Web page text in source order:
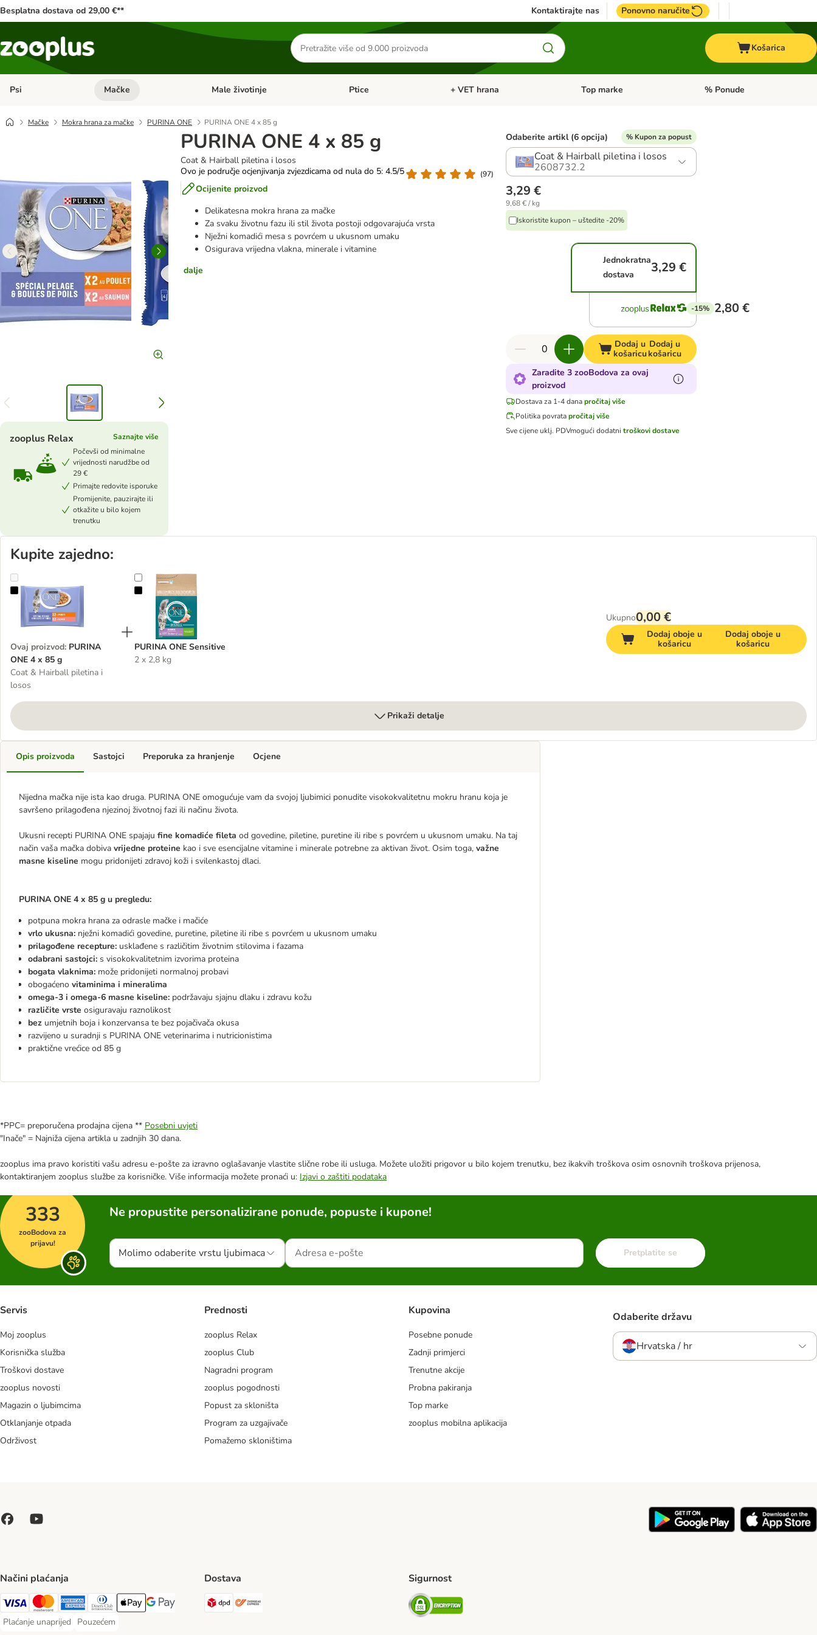
Besplatna dostava od 29,00 €** Kontaktirajte nas Ponovno naručite
Traži
proizvode
Košarica
Psi Pregled kategorija: Psi
Mačke Pregled kategorija: Mačke
Male životinje Pregled kategorija: Male životinje
Ptice Pregled kategorija: Ptice
+ VET hrana Pregled kategorija: + VET hrana
Top marke Pregled kategorija: Top marke
% Ponude
Mačke Mokra hrana za mačke PURINA ONE PURINA ONE 4 x 85 g
PURINA ONE 4 x 85 g
Coat & Hairball piletina i losos
Ovo je područje ocjenjivanja zvjezdicama od nula do 5: 4.5/5
(97)
Ocijenite proizvod
Delikatesna mokra hrana za mačke
Za svaku životnu fazu ili stil života postoji odgovarajuća vrsta
Nježni komadići mesa s povrćem u ukusnom umaku
Osigurava vrijedna vlakna, minerale i vitamine
dalje
zooplus Relax
Saznajte više
Počevši od minimalne
vrijednosti narudžbe od
29 €
Primajte redovite isporuke
Promijenite, pauzirajte ili
otkažite u bilo kojem
trenutku
Odaberite artikl (6 opcija) % Kupon za popust
Coat & Hairball piletina i losos
2608732.2
3,29 €
9,68 € / kg
Iskoristite kupon – uštedite -20%
Jednokratna
dostava
3,29 €
-15% 2,80 €
Dodaj u
košaricu
Dodaj u
košaricu
Zaradite 3 zooBodova za ovaj
proizvod
Dostava za 1-4 danapročitaj više
Politika povratapročitaj više
Sve cijene uklj. PDVmogući dodatni troškovi dostave
Kupite zajedno:
PURINA ONE 4 x 85 g
Ovaj proizvod: PURINA
ONE 4 x 85 g
Coat & Hairball piletina i
losos
PURINA ONE Sensitive
PURINA ONE Sensitive
2 x 2,8 kg
Ukupno0,00 €
Dodaj oboje u
košaricu
Dodaj oboje u
košaricu
Prikaži detalje
Opis proizvoda
Nijedna mačka nije ista kao druga. PURINA ONE omogućuje vam da svojoj ljubimici ponudite visokokvalitetnu mokru hranu koja je
savršeno prilagođena njezinoj životnoj fazi ili načinu života.
Ukusni recepti PURINA ONE spajaju fine komadiće fileta od govedine, piletine, puretine ili ribe s povrćem u ukusnom umaku. Na taj
način vaša mačka dobiva vrijedne proteine kao i sve esencijalne vitamine i minerale potrebne za aktivan život. Osim toga, važne
masne kiseline mogu pridonijeti zdravoj koži i svilenkastoj dlaci.
PURINA ONE 4 x 85 g u pregledu:
potpuna mokra hrana za odrasle mačke i mačiće
vrlo ukusna: nježni komadići govedine, puretine, piletine ili ribe s povrćem u ukusnom umaku
prilagođene recepture: usklađene s različitim životnim stilovima i fazama
odabrani sastojci: s visokokvalitetnim izvorima proteina
bogata vlaknima: može pridonijeti normalnoj probavi
obogaćeno vitaminima i mineralima
omega-3 i omega-6 masne kiseline: podržavaju sjajnu dlaku i zdravu kožu
različite vrste osiguravaju raznolikost
bez umjetnih boja i konzervansa te bez pojačivača okusa
razvijeno u suradnji s PURINA ONE veterinarima i nutricionistima
praktične vrećice od 85 g
Sastojci Preporuka za hranjenje Ocjene
*PPC= preporučena prodajna cijena ** Posebni uvjeti
"Inače" = Najniža cijena artikla u zadnjih 30 dana.
zooplus ima pravo koristiti vašu adresu e-pošte za izravno oglašavanje vlastite slične robe ili usluga. Možete uložiti prigovor u bilo kojem trenutku, bez ikakvih troškova osim osnovnih troškova prijenosa,
kontaktiranjem zooplus službe za korisničke. Više informacija možete pronaći u: Izjavi o zaštiti podataka
333
zooBodova za
prijavu!
Ne propustite personalizirane ponude, popuste i kupone!
Molimo odaberite vrstu ljubimaca Pretplatite se
Servis
Moj zooplus
Korisnička služba
Troškovi dostave
zooplus novosti
Magazin o ljubimcima
Otklanjanje otpada
Održivost
Prednosti
zooplus Relax
zooplus Club
Nagradni program
zooplus pogodnosti
Popust za skloništa
Program za uzgajivače
Pomažemo skloništima
Kupovina
Posebne ponude
Zadnji primjerci
Trenutne akcije
Probna pakiranja
Top marke
zooplus mobilna aplikacija
Odaberite državu
Hrvatska / hr
Načini plaćanja
Visa Payment Method
MasterCard Payment Method
American Express Payment Method
Diners Club Payment Method
Payment MethodGoogle pay Payment Method
Plaćanje unaprijed
Plaćanje unaprijed Payment Method
Pouzećem
Pouzećem Payment Method
Dostava
DPD Shipping Method
Sigurnost
Security